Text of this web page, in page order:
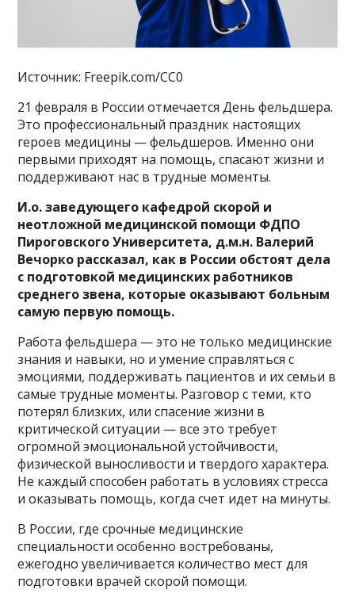
Источник: Freepik.com/CC0
21 февраля в России отмечается День фельдшера.
Это профессиональный праздник настоящих
героев медицины — фельдшеров. Именно они
первыми приходят на помощь, спасают жизни и
поддерживают нас в трудные моменты.
И.о. заведующего кафедрой скорой и
неотложной медицинской помощи ФДПО
Пироговского Университета, д.м.н. Валерий
Вечорко рассказал, как в России обстоят дела
с подготовкой медицинских работников
среднего звена, которые оказывают больным
самую первую помощь.
Работа фельдшера — это не только медицинские
знания и навыки, но и умение справляться с
эмоциями, поддерживать пациентов и их семьи в
самые трудные моменты. Разговор с теми, кто
потерял близких, или спасение жизни в
критической ситуации — все это требует
огромной эмоциональной устойчивости,
физической выносливости и твердого характера.
Не каждый способен работать в условиях стресса
и оказывать помощь, когда счет идет на минуты.
В России, где срочные медицинские
специальности особенно востребованы,
ежегодно увеличивается количество мест для
подготовки врачей скорой помощи.